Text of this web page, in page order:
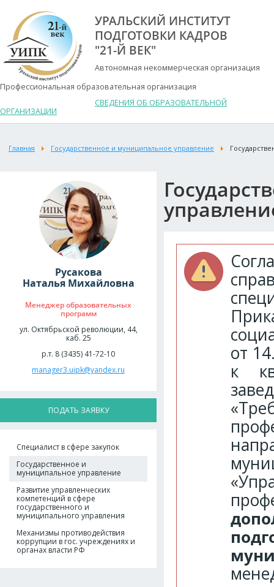
УРАЛЬСКИЙ ИНСТИТУТ
ПОДГОТОВКИ КАДРОВ
"21-Й ВЕК"
Автономная некоммерческая организация
Профессиональная образовательная организация
СВЕДЕНИЯ ОБ ОБРАЗОВАТЕЛЬНОЙ
ОРГАНИЗАЦИИ
Главная Государственное и муниципальное управление
Русакова
Наталья Михайловна
Менеджер образовательных
программ
ул. Октябрьской революции, 44,
каб. 25
р.т. 8 (3435) 41-72-10
manager3.uipk@yandex.ru
ПОДАТЬ ЗАЯВКУ
Специалист в сфере закупок
Государственное и
муниципальное управление
Развитие управленческих
компетенций в сфере
государственного и
муниципального управления
Механизмы противодействия
коррупции в гос. учреждениях и
органах власти РФ
от
к